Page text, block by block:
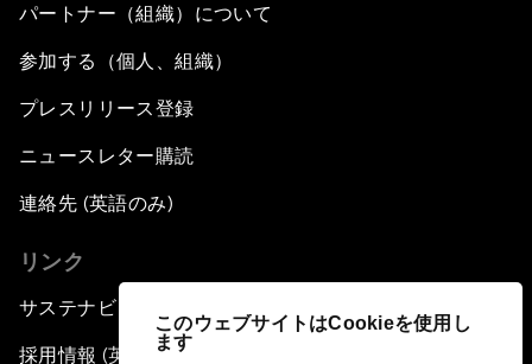
このウェブサイトはCookieを使用し
ます
パートナー（組織）について
参加する（個人、組織）
プレスリリース登録
ニュースレター購読
連絡先 (英語のみ)
リンク
サステナビリティへの取り組み
採用情報 (英語のみ)